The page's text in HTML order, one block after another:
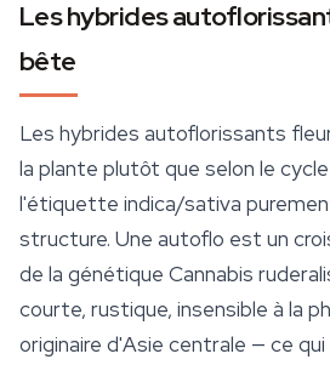
Les hybrides
bête
Les hybrides autoflorissants
la plante plutôt que selon le
l'étiquette indica/sativa
structure. Une autoflo est un
de la génétique Cannabis
courte, rustique, insensible à la
originaire d'Asie centrale — ce qui